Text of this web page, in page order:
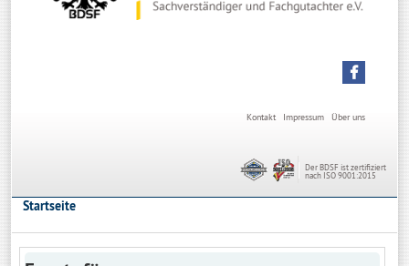
Über uns
Impressum
Kontakt
Der BDSF ist zertifiziert
nach ISO 9001:2015
Startseite